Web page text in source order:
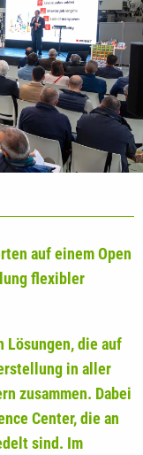
auf einem Open
flexibler
Lösungen, die auf
in aller
zusammen. Dabei
Center, die an
sind. Im